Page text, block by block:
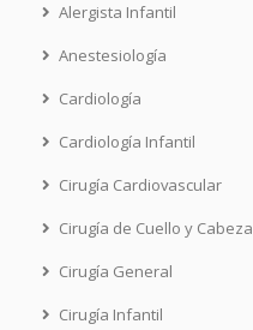
Alergista Infantil
Anestesiología
Cardiología
Cardiología Infantil
Cirugía Cardiovascular
Cirugía de Cuello y Cabeza
Cirugía General
Cirugía Infantil